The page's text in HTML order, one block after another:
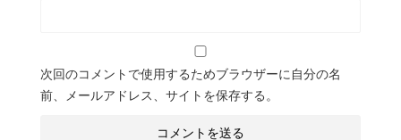
次回のコメントで使用するためブラウザーに自分の名
前、メールアドレス、サイトを保存する。